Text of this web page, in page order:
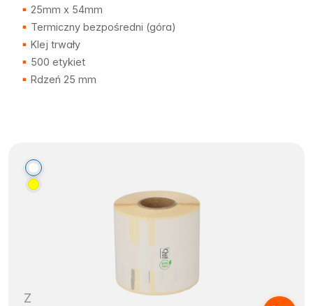
25mm x 54mm
Termiczny bezpośredni (góra)
Klej trwały
500 etykiet
Rdzeń 25 mm
Z